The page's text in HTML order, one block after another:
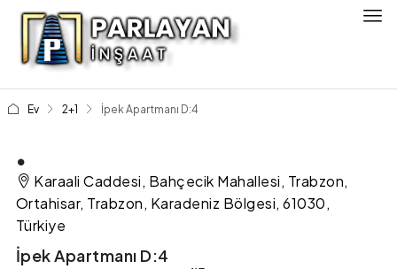
Ev 2+1 İpek Apartmanı D:4
.
Karaali Caddesi, Bahçecik Mahallesi, Trabzon,
Ortahisar, Trabzon, Karadeniz Bölgesi, 61030,
Türkiye
İpek Apartmanı D:4